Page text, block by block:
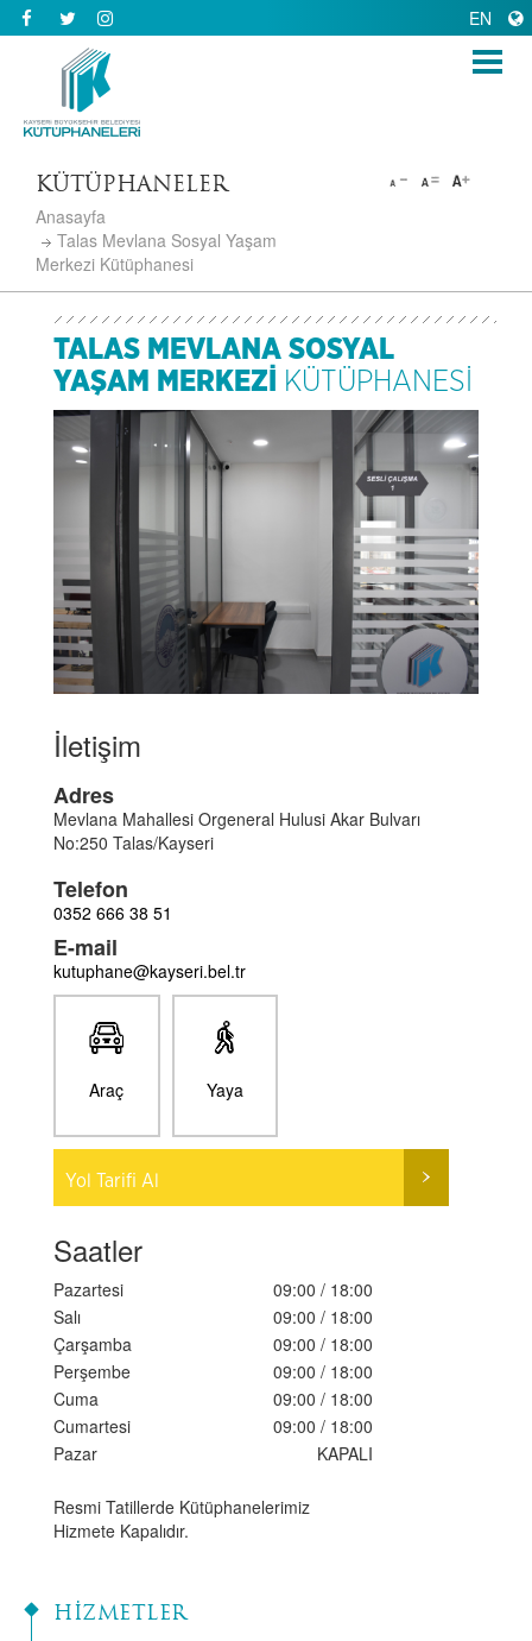
EN
KÜTÜPHANELER
Anasayfa
Talas Mevlana Sosyal Yaşam
Merkezi Kütüphanesi
TALAS MEVLANA SOSYAL
YAŞAM MERKEZİ
KÜTÜPHANESİ
İletişim
Adres
Mevlana Mahallesi Orgeneral Hulusi Akar Bulvarı
No:250 Talas/Kayseri
Telefon
0352 666 38 51
E-mail
kutuphane@kayseri.bel.tr
Araç Yaya
Yol Tarifi Al
Saatler
Pazartesi
09:00 / 18:00
Salı
09:00 / 18:00
Çarşamba
09:00 / 18:00
Perşembe
09:00 / 18:00
Cuma
09:00 / 18:00
Cumartesi
09:00 / 18:00
Pazar
KAPALI
Resmi Tatillerde Kütüphanelerimiz
Hizmete Kapalıdır.
HİZMETLER